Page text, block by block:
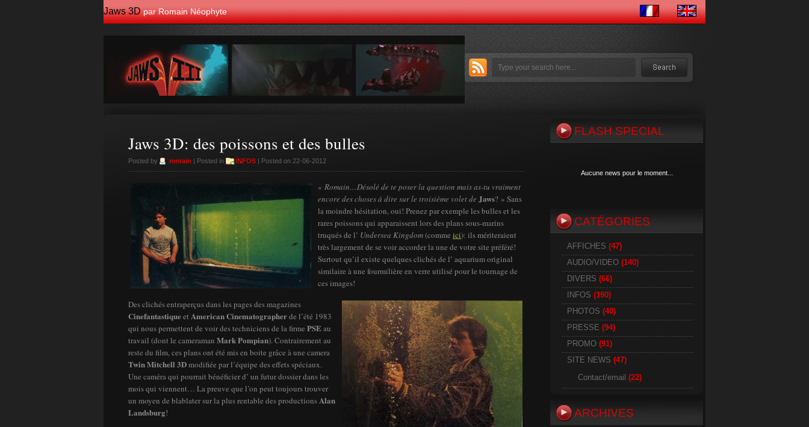
Jaws 3D par Romain Néophyte
Jaws 3D: des poissons et des bulles
Posted by romain | Posted in INFOS | Posted on 22-06-2012
« Romain…Désolé de te poser la question maisas-tu vraiment
encore des choses à dire sur le troisième volet de Jaws? » Sans
la moindre hésitation, oui! Prenez par exemple les bulles et les
rares poissons qui apparaissent lors des plans sous-marins
truqués de l’ Undersea Kingdom(comme ici): ils mériteraient
très largement de se voir accorder la une de votre site préféré!
Surtout qu’il existe quelques clichés de l’ aquarium original
similaire à une fourmilière en verre utilisé pour le tournage de
ces images!
Des clichés entraperçus dans les pages des magazines
Cinefantastiqueet American Cinematographerde l’été 1983
qui nous permettent de voir des techniciens de la firme PSEau
travail (dont le cameraman Mark Pompian). Contrairement au
reste du film, ces plans ont été mis en boite grâce à une camera
Twin Mitchell 3Dmodifiée par l’équipe des effets spéciaux.
Une caméra qui pourrait bénéficier d’ un futur dossier dans les
mois qui viennent… La preuve que l’on peut toujours trouver
un moyen de blablater sur la plus rentable des productionsAlan
Landsburg!
FLASH SPECIAL
Aucune news pour le moment...
Aucune news pour le moment...
CATÉGORIES
AFFICHES (47)
AUDIO/VIDEO (140)
DIVERS (66)
INFOS (190)
PHOTOS (40)
PRESSE (94)
PROMO (91)
SITE NEWS (47)
Contact/email (22)
ARCHIVES